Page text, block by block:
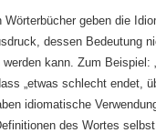
Wörterbücher geben die
dessen Bedeutung
werden kann. Zum
„etwas schlecht endet,
idiomatische
des Wortes